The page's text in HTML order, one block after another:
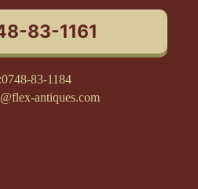
83-1161
83-1184
antiques.com